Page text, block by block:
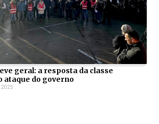
geral: a resposta da classe
ataque do governo
2025